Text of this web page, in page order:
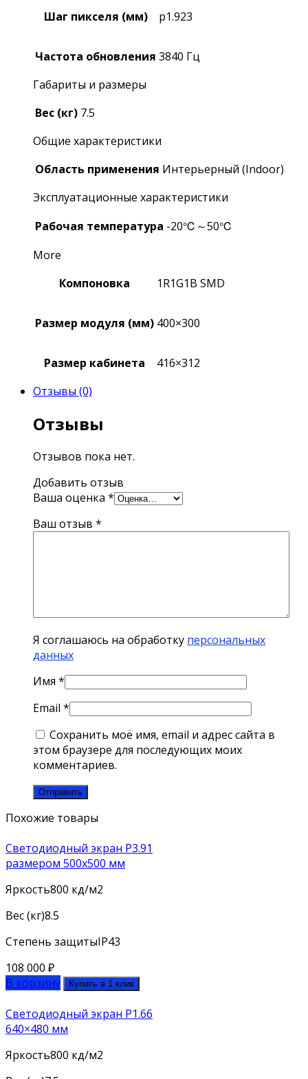
Шаг пикселя (мм) p1.923
Частота обновления 3840 Гц
Габариты и размеры
Вес (кг) 7.5
Общие характеристики
Область применения Интерьерный (Indoor)
Эксплуатационные характеристики
Рабочая температура -20℃～50℃
More
Компоновка
1R1G1B SMD
Размер модуля (мм) 400×300
Размер кабинета
416×312
Отзывы (0)
Отзывы
Отзывов пока нет.
Добавить отзыв
Ваша оценка *
Ваш отзыв *
Я соглашаюсь на обработку персональных
данных
Имя *
Email *
Сохранить моё имя, email и адрес сайта в
этом браузере для последующих моих
комментариев.
Похожие товары
Светодиодный экран P3.91
размером 500х500 мм
Яркость800 кд/м2
Вес (кг)8.5
Степень защитыIP43
108 000 ₽
В корзину
Купить в 1 клик
Светодиодный экран P1.66
640×480 мм
Яркость800 кд/м2